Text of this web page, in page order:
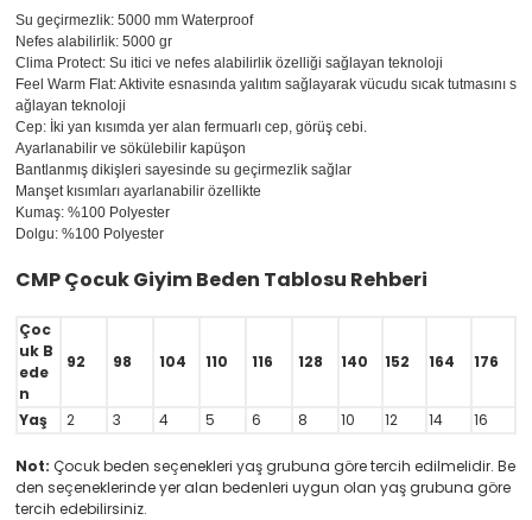
Su geçirmezlik: 5000 mm Waterproof
Nefes alabilirlik: 5000 gr
Clima Protect: Su itici ve nefes alabilirlik özelliği sağlayan teknoloji
Feel Warm Flat: Aktivite esnasında yalıtım sağlayarak vücudu sıcak tutmasını s
ağlayan teknoloji
Cep: İki yan kısımda yer alan fermuarlı cep, görüş cebi.
Ayarlanabilir ve sökülebilir kapüşon
Bantlanmış dikişleri sayesinde su geçirmezlik sağlar
Manşet kısımları ayarlanabilir özellikte
Kumaş: %100 Polyester
Dolgu: %100 Polyester
CMP Çocuk Giyim Beden Tablosu Rehberi
Çoc
uk B
ede
n
92 98 104 110 116 128 140 152 164 176
Yaş 2 3 4 5 6 8 10 12 14 16
Not: Çocuk beden seçenekleri yaş grubuna göre tercih edilmelidir. Be
den seçeneklerinde yer alan bedenleri uygun olan yaş grubuna göre
tercih edebilirsiniz.